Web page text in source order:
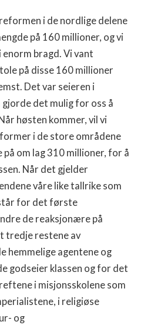
i de nordlige delene
på 160 millioner, og vi
bragd. Vi vant
på disse 160 millioner
Det var seieren i
det mulig for oss å
høsten kommer, vil vi
i de store områdene
på om lag 310 millioner, for å
Når det gjelder
våre like tallrike som
for det første
de reaksjonære på
tredje restene av
hemmelige agentene og
godseier klassen og for det
i misjonsskolene som
i religiøse
og